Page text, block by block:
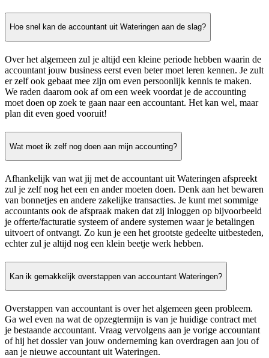
Hoe snel kan de accountant uit Wateringen aan de slag?
Over het algemeen zul je altijd een kleine periode hebben waarin de
accountant jouw business eerst even beter moet leren kennen. Je zult
er zelf ook gebaat mee zijn om even persoonlijk kennis te maken.
We raden daarom ook af om een week voordat je de accounting
moet doen op zoek te gaan naar een accountant. Het kan wel, maar
plan dit even goed vooruit!
Wat moet ik zelf nog doen aan mijn accounting?
Afhankelijk van wat jij met de accountant uit Wateringen afspreekt
zul je zelf nog het een en ander moeten doen. Denk aan het bewaren
van bonnetjes en andere zakelijke transacties. Je kunt met sommige
accountants ook de afspraak maken dat zij inloggen op bijvoorbeeld
je offerte/facturatie systeem of andere systemen waar je betalingen
uitvoert of ontvangt. Zo kun je een het grootste gedeelte uitbesteden,
echter zul je altijd nog een klein beetje werk hebben.
Kan ik gemakkelijk overstappen van accountant Wateringen?
Overstappen van accountant is over het algemeen geen probleem.
Ga wel even na wat de opzegtermijn is van je huidige contract met
je bestaande accountant. Vraag vervolgens aan je vorige accountant
of hij het dossier van jouw onderneming kan overdragen aan jou of
aan je nieuwe accountant uit Wateringen.